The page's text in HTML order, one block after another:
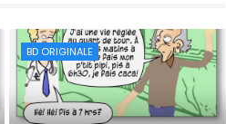
BD ORIGINALE